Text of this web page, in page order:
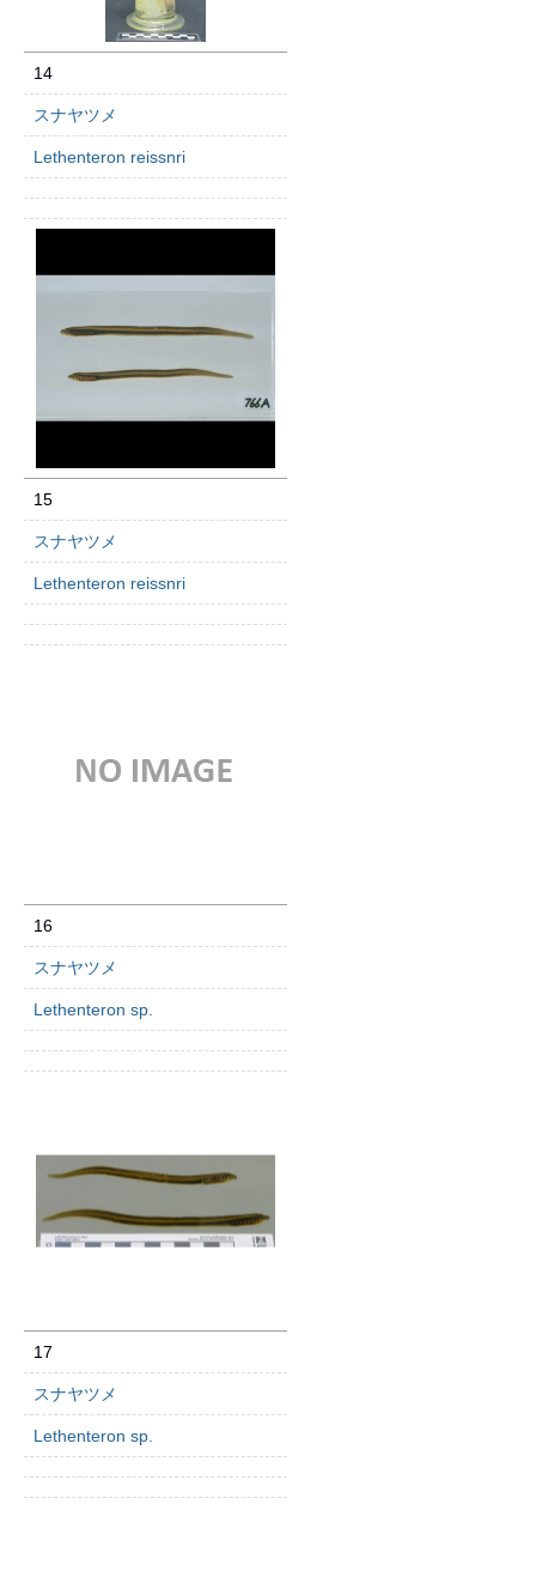
14
スナヤツメ
Lethenteron reissnri
15
スナヤツメ
Lethenteron reissnri
16
スナヤツメ
Lethenteron sp.
17
スナヤツメ
Lethenteron sp.